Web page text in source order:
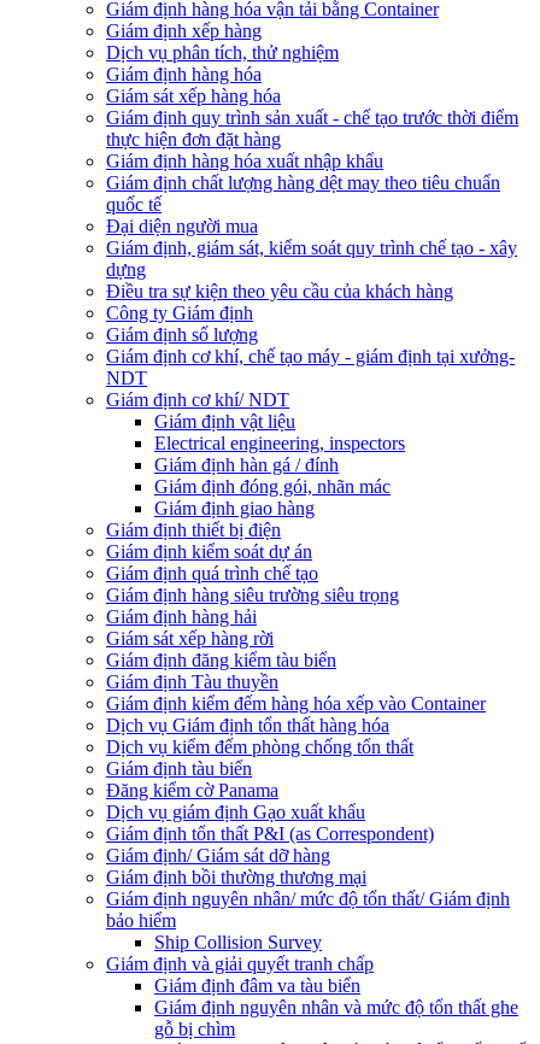
Giám định hàng hóa vận tải bằng Container
Giám định xếp hàng
Dịch vụ phân tích, thử nghiệm
Giám định hàng hóa
Giám sát xếp hàng hóa
Giám định quy trình sản xuất - chế tạo trước thời điểm
thực hiện đơn đặt hàng
Giám định hàng hóa xuất nhập khẩu
Giám định chất lượng hàng dệt may theo tiêu chuẩn
quốc tế
Đại diện người mua
Giám định, giám sát, kiểm soát quy trình chế tạo - xây
dựng
Điều tra sự kiện theo yêu cầu của khách hàng
Công ty Giám định
Giám định số lượng
Giám định cơ khí, chế tạo máy - giám định tại xưởng-
NDT
Giám định cơ khí/ NDT
Giám định vật liệu
Electrical engineering, inspectors
Giám định hàn gá / đính
Giám định đóng gói, nhãn mác
Giám định giao hàng
Giám định thiết bị điện
Giám định kiểm soát dự án
Giám định quá trình chế tạo
Giám định hàng siêu trường siêu trọng
Giám định hàng hải
Giám sát xếp hàng rời
Giám định đăng kiểm tàu biển
Giám định Tàu thuyền
Giám định kiểm đếm hàng hóa xếp vào Container
Dịch vụ Giám định tổn thất hàng hóa
Dịch vụ kiểm đếm phòng chống tổn thất
Giám định tàu biển
Đăng kiểm cờ Panama
Dịch vụ giám định Gạo xuất khẩu
Giám định tổn thất P&I (as Correspondent)
Giám định/ Giám sát dỡ hàng
Giám định bồi thường thương mại
Giám định nguyên nhân/ mức độ tổn thất/ Giám định
bảo hiểm
Ship Collision Survey
Giám định và giải quyết tranh chấp
Giám định đâm va tàu biển
Giám định nguyên nhân và mức độ tổn thất ghe
gỗ bị chìm